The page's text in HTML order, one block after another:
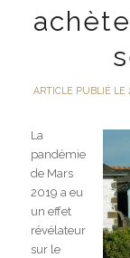
ARTICLE PUBLIÉ LE
La
pandémie
de Mars
2019 a eu
un effet
révélateur
sur le